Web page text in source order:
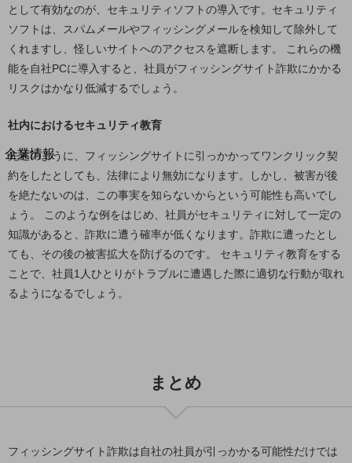
法人向けモバイルトップ
サービス・商品を探す
新規会員登録/ログインはこちら
100回線以上のお問い合わせ・お見積りはこちら
別ウィンドウで開きます
企業情報
企業情報TOP
会社案内
会社案内TOP
組織
沿革
社長からのご挨拶
として有効なのが、セキュリティソフトの導入です。セキュリティ
ソフトは、スパムメールやフィッシングメールを検知して除外して
くれますし、怪しいサイトへのアクセスを遮断します。 これらの機
能を自社PCに導入すると、社員がフィッシングサイト詐欺にかかる
リスクはかなり低減するでしょう。
社内におけるセキュリティ教育
先述のように、フィッシングサイトに引っかかってワンクリック契
約をしたとしても、法律により無効になります。しかし、被害が後
を絶たないのは、この事実を知らないからという可能性も高いでし
ょう。 このような例をはじめ、社員がセキュリティに対して一定の
知識があると、詐欺に遭う確率が低くなります。詐欺に遭ったとし
ても、その後の被害拡大を防げるのです。 セキュリティ教育をする
ことで、社員1人ひとりがトラブルに遭遇した際に適切な行動が取れ
るようになるでしょう。
まとめ
フィッシングサイト詐欺は自社の社員が引っかかる可能性だけでは